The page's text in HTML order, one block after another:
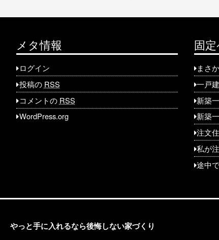
ビ
ー
シ
メタ情報
ログイン
投稿の RSS
コメントの RSS
WordPress.org
固
まさ
一戸
新築
新築
注文
私が
途中
やっと手に入れるなら後悔しない家づくり